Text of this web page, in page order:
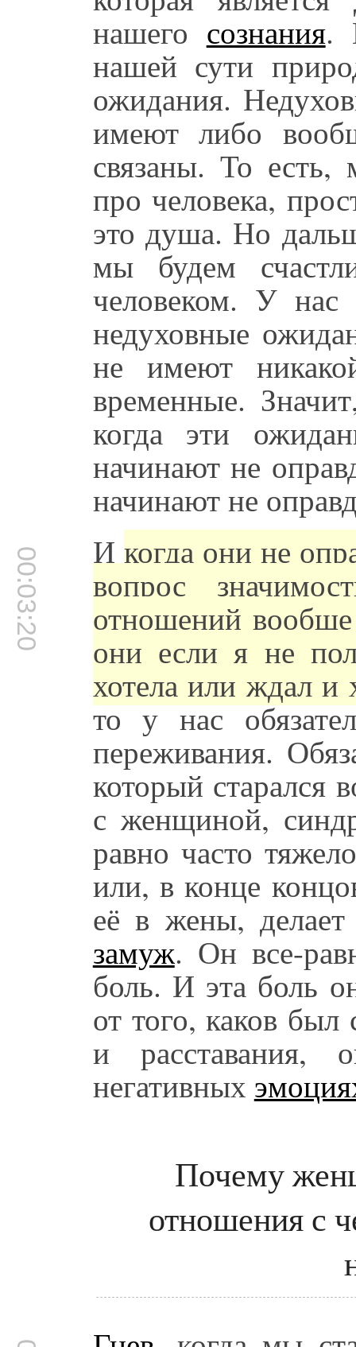
нашего сознания.
нашей сути
ожидания.
имеют либо
связаны. То
про человека,
это душа. Но
мы будем
человеком. У
недуховные
не имеют
временные.
когда эти
начинают не
начинают не
00:03:20 И когда они не
вопрос
отношений
они если я не
хотела или ждал и
то у нас
переживания.
который старался
с женщиной,
равно часто
или, в конце
её в жены,
замуж. Он все-
боль. И эта боль
от того, каков
и расставания,
негативных
Почему
отношения с